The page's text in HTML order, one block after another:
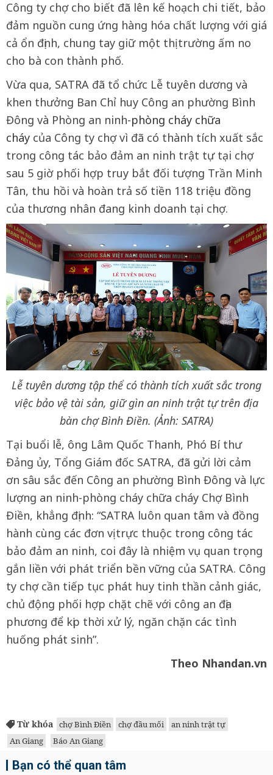
Công ty chợ cho biết đã lên kế hoạch chi tiết, bảo
đảm nguồn cung ứng hàng hóa chất lượng với giá
cả ổn định, chung tay giữ một thị trường ấm no
cho bà con thành phố.
Vừa qua, SATRA đã tổ chức Lễ tuyên dương và
khen thưởng Ban Chỉ huy Công an phường Bình
Đông và Phòng an ninh-phòng cháy chữa
cháy của Công ty chợ vì đã có thành tích xuất sắc
trong công tác bảo đảm an ninh trật tự tại chợ
sau 5 giờ phối hợp truy bắt đối tượng Trần Minh
Tân, thu hồi và hoàn trả số tiền 118 triệu đồng
của thương nhân đang kinh doanh tại chợ.
Lễ tuyên dương tập thể có thành tích xuất sắc trong
việc bảo vệ tài sản, giữ gìn an ninh trật tự trên địa
bàn chợ Bình Điền. (Ảnh: SATRA)
Tại buổi lễ, ông Lâm Quốc Thanh, Phó Bí thư
Đảng ủy, Tổng Giám đốc SATRA, đã gửi lời cảm
ơn sâu sắc đến Công an phường Bình Đông và lực
lượng an ninh-phòng cháy chữa cháy Chợ Bình
Điền, khẳng định: “SATRA luôn quan tâm và đồng
hành cùng các đơn vị trực thuộc trong công tác
bảo đảm an ninh, coi đây là nhiệm vụ quan trọng
gắn liền với phát triển bền vững của SATRA. Công
ty chợ cần tiếp tục phát huy tinh thần cảnh giác,
chủ động phối hợp chặt chẽ với công an địa
phương để kịp thời xử lý, ngăn chặn các tình
huống phát sinh”.
Theo Nhandan.vn
Từ khóa chợ Bình Điền chợ đầu mối
an ninh trật tự
An Giang
Báo An Giang
Bạn có thể quan tâm